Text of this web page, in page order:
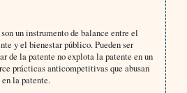
un instrumento de balance entre el
y el bienestar público. Pueden ser
de la patente no explota la patente en un
prácticas anticompetitivas que abusan
la patente.